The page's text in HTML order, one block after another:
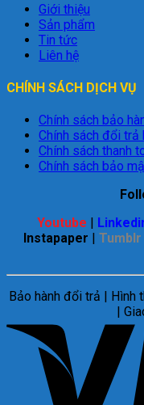
Giới thiệu
Sản phẩm
Tin tức
Liên hệ
CHÍNH SÁCH DỊCH VỤ
Chính sách bảo
Chính sách đổi trả
Chính sách thanh
Chính sách bảo
Youtube
Instapaper
Tumblr
Bảo hành đổi trả | Hình
|